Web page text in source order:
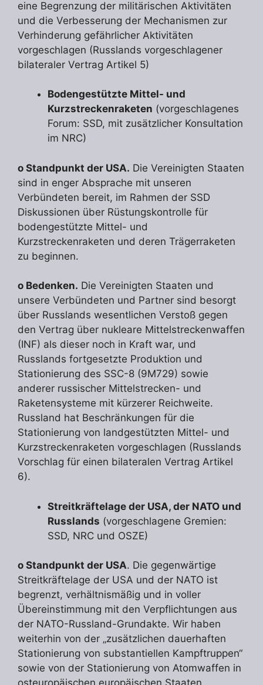
eine Begrenzung der militärischen Aktivitäten
und die Verbesserung der Mechanismen zur
Verhinderung gefährlicher Aktivitäten
vorgeschlagen (Russlands vorgeschlagener
bilateraler Vertrag Artikel 5)
Bodengestützte Mittel- und
Kurzstreckenraketen (vorgeschlagenes
Forum: SSD, mit zusätzlicher Konsultation
im NRC)
o Standpunkt der USA. Die Vereinigten Staaten
sind in enger Absprache mit unseren
Verbündeten bereit, im Rahmen der SSD
Diskussionen über Rüstungskontrolle für
bodengestützte Mittel- und
Kurzstreckenraketen und deren Trägerraketen
zu beginnen.
o Bedenken. Die Vereinigten Staaten und
unsere Verbündeten und Partner sind besorgt
über Russlands wesentlichen Verstoß gegen
den Vertrag über nukleare Mittelstreckenwaffen
(INF) als dieser noch in Kraft war, und
Russlands fortgesetzte Produktion und
Stationierung des SSC-8 (9M729) sowie
anderer russischer Mittelstrecken- und
Raketensysteme mit kürzerer Reichweite.
Russland hat Beschränkungen für die
Stationierung von landgestützten Mittel- und
Kurzstreckenraketen vorgeschlagen (Russlands
Vorschlag für einen bilateralen Vertrag Artikel
6).
Streitkräftelage der USA, der NATO und
Russlands (vorgeschlagene Gremien:
SSD, NRC und OSZE)
o Standpunkt der USA. Die gegenwärtige
Streitkräftelage der USA und der NATO ist
begrenzt, verhältnismäßig und in voller
Übereinstimmung mit den Verpflichtungen aus
der NATO-Russland-Grundakte. Wir haben
weiterhin von der „zusätzlichen dauerhaften
Stationierung von substantiellen Kampftruppen“
sowie von der Stationierung von Atomwaffen in